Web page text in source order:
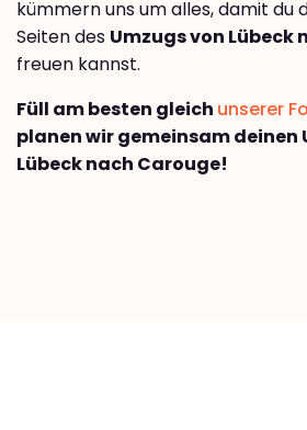
kümmern uns um alles, damit du
Seiten des Umzugs von Lübeck
freuen kannst.
Füll am besten gleich unserer
planen wir gemeinsam deinen
Lübeck nach Carouge!